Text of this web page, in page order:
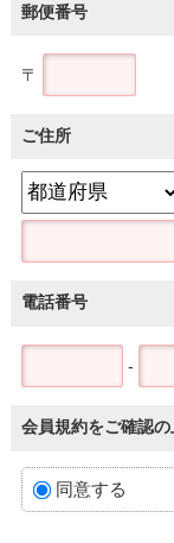
郵便番号
〒
ご住所
電話番号
-
会員規約をご確認
同意する